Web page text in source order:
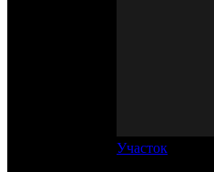
Участок